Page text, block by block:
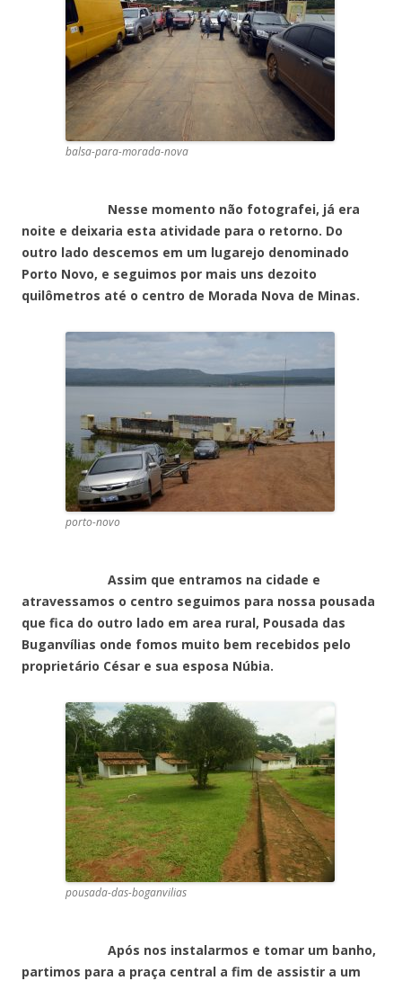
balsa-para-morada-nova
Nesse momento não fotografei, já era
noite e deixaria esta atividade para o retorno. Do
outro lado descemos em um lugarejo denominado
Porto Novo, e seguimos por mais uns dezoito
quilômetros até o centro de Morada Nova de Minas.
porto-novo
Assim que entramos na cidade e
atravessamos o centro seguimos para nossa pousada
que fica do outro lado em area rural, Pousada das
Buganvílias onde fomos muito bem recebidos pelo
proprietário César e sua esposa Núbia.
pousada-das-boganvilias
Após nos instalarmos e tomar um banho,
partimos para a praça central a fim de assistir a um